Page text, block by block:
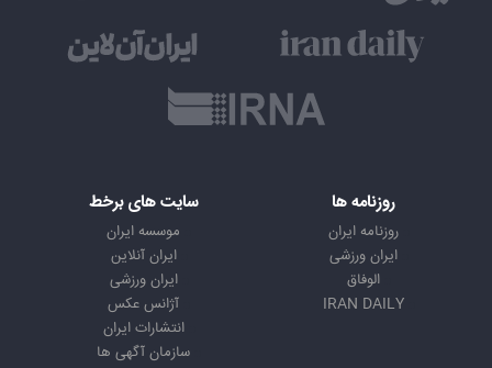
روزنامه ها
روزنامه ایران
ایران ورزشی
الوفاق
IRAN DAILY
سایت های برخط
موسسه ایران
ایران آنلاین
ایران ورزشی
آژانس عکس
انتشارات ایران
سازمان آگهی ها